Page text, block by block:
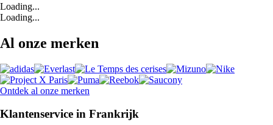
Loading...
Loading...
Al onze merken
Ontdek al onze merken
Klantenservice in Frankrijk